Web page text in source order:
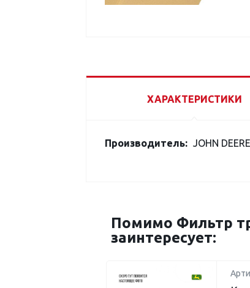
ХАРАКТЕРИСТИКИ
Производитель: JOHN DEERE
Помимо Фильтр
заинтересует: